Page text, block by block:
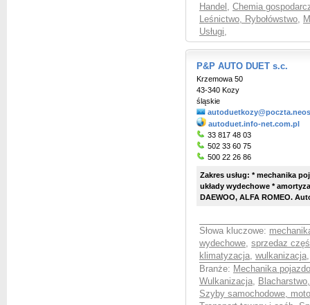
Handel , Chemia
Leśnictwo, Rybołówstwo,
Usługi,
P&P AUTO DUET s.c.
Krzemowa 50
43-340 Kozy
śląskie
autoduet.info-net.com.pl
33 817 48 03
502 33 60 75
500 22 26 86
Zakres usług: * mechanika
układy wydechowe *
DAEWOO, ALFA ROMEO.
Słowa kluczowe:
wydechowe, sprzedaz
klimatyzacja, wulkanizacja
Branże: Mechanika
Wulkanizacja,
Szyby samochodowe,